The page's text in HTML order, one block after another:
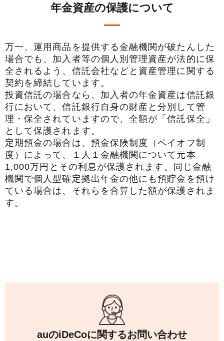
年金資産の保護について
万一、運用商品を提供する金融機関が破たんした
場合でも、加入者等の個人別管理資産が法的に保
全されるよう、信託会社などと資産管理に関する
契約を締結しています。
投資信託の場合なら、加入者の年金資産は信託銀
行において、信託銀行自身の財産と分別して管
理・保全されていますので、全額が「信託保全」
として保護されます。
定期預金の場合は、預金保険制度（ペイオフ制
度）によって、１人１金融機関について元本
1,000万円とその利息が保護されます。同じ金融
機関で個人型確定拠出年金の他にも預貯金を預け
ている場合は、それらを合算した額が保護されま
す。
auのiDeCoに関するお問い合わせ